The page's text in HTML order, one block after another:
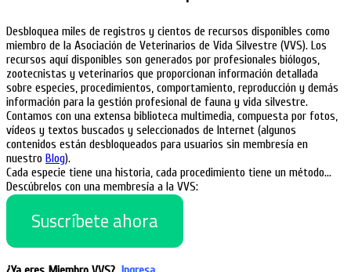
Desbloquea miles de registros y cientos de recursos disponibles como
miembro de la Asociación de Veterinarios de Vida Silvestre (VVS). Los
recursos aquí disponibles son generados por profesionales biólogos,
zootecnistas y veterinarios que proporcionan información detallada
sobre especies, procedimientos, comportamiento, reproducción y demás
información para la gestión profesional de fauna y vida silvestre.
Contamos con una extensa biblioteca multimedia, compuesta por fotos,
vídeos y textos buscados y seleccionados de Internet (algunos
contenidos están desbloqueados para usuarios sin membresía en
nuestro Blog).
Cada especie tiene una historia, cada procedimiento tiene un método…
Descúbrelos con una membresía a la VVS:
Suscríbete ahora